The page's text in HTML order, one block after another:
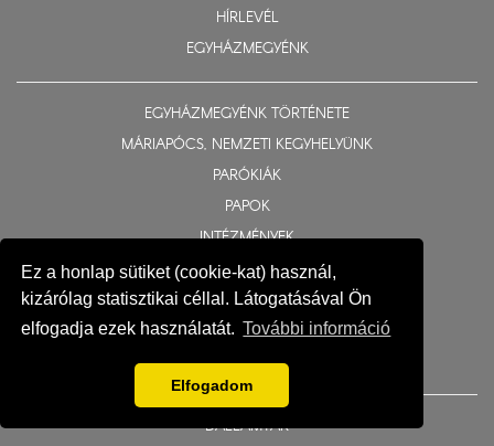
Ez a honlap sütiket (cookie-kat) használ,
kizárólag statisztikai céllal. Látogatásával Ön
elfogadja ezek használatát. További információ
Elfogadom
HÍRLEVÉL
EGYHÁZMEGYÉNK
EGYHÁZMEGYÉNK TÖRTÉNETE
MÁRIAPÓCS, NEMZETI KEGYHELYÜNK
PARÓKIÁK
PAPOK
INTÉZMÉNYEK
BIZOTTSÁGOK
TEMPLOMOK ÉS KÁPOLNÁK
TELEPÜLÉSJEGYZÉK
MÉDIATÁR
DALLAMTÁR